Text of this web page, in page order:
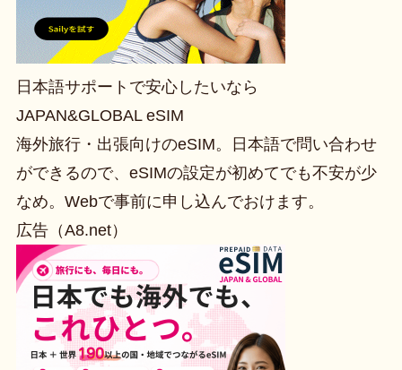
日本語サポートで安心したいなら
JAPAN&GLOBAL eSIM
海外旅行・出張向けのeSIM。日本語で問い合わせ
ができるので、eSIMの設定が初めてでも不安が少
なめ。Webで事前に申し込んでおけます。
広告（A8.net）